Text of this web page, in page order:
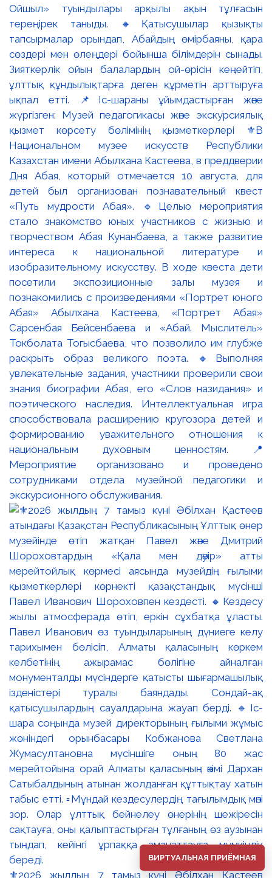
Ойшыл» туындылары арқылы ақын тұлғасын
тереңірек таныды. 🔸Қатысушылар қызықты
тапсырмалар орындап, Абайдың өмірбаяны, қара
сөздері мен өлеңдері бойынша білімдерін сынады.
Зияткерлік ойын балалардың ой-өрісін кеңейтіп,
ұлттық құндылықтарға деген құрметін арттыруға
ықпал етті. 📌Іс-шараны ұйымдастырған және
жүргізген: Музей педагогикасы және экскурсиялық
қызмет көрсету бөлімінің қызметкерлері ⚜️В
Национальном музее искусств Республики
Казахстан имени Абылхана Кастеева, в преддверии
Дня Абая, который отмечается 10 августа, для
детей был организован познавательный квест
«Путь мудрости Абая». 🔹Целью мероприятия
стало знакомство юных участников с жизнью и
творчеством Абая Кунанбаева, а также развитие
интереса к национальной литературе и
изобразительному искусству. В ходе квеста дети
посетили экспозиционные залы музея и
познакомились с произведениями «Портрет юного
Абая» Абылхана Кастеева, «Портрет Абая»
Сарсенбая Бейсенбаева и «Абай. Мыслитель»
Токболата Тогысбаева, что позволило им глубже
раскрыть образ великого поэта. 🔸Выполняя
увлекательные задания, участники проверили свои
знания биографии Абая, его «Слов назидания» и
поэтического наследия. Интеллектуальная игра
способствовала расширению кругозора детей и
формированию уважительного отношения к
национальным духовным ценностям. 📍
Мероприятие организовано и проведено
сотрудниками отдела музейной педагогики и
экскурсионного обслуживания.
⚜️2026 жылдың 7 тамыз күні Әбілхан Қастеев
ВИРТУАЛЬНАЯ ПРИЁМНАЯ